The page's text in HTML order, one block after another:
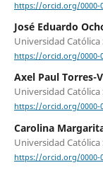
https://orcid.org/0000-
José Eduardo
Universidad Católica
https://orcid.org/0000-
Axel Paul Torres-
Universidad Católica
https://orcid.org/0000-
Carolina
Universidad Católica
https://orcid.org/0000-